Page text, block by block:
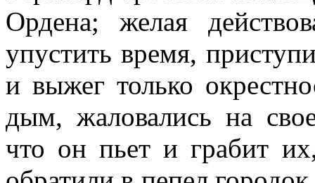
Ордена; желая
упустить время,
и выжег только
дым, жаловались на
что он пьет и грабит